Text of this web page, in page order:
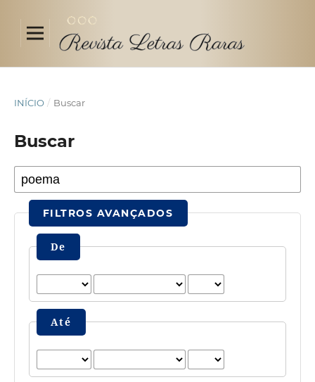
INÍCIO / Buscar
Buscar
FILTROS AVANÇADOS
De
Até